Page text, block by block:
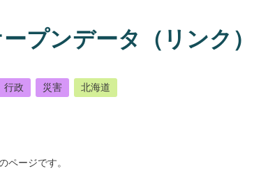
プンデータ（リンク）
行政 災害 北海道
ページです。